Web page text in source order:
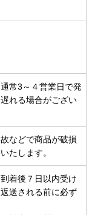
常3～４営業日で発
れる場合がござい
などで商品が破損
たします。
着後７日以内受け
送される前に必ず